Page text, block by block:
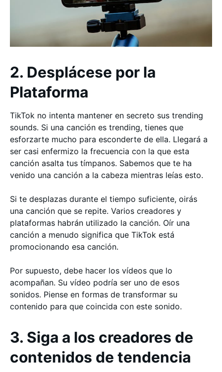
2. Desplácese por la
Plataforma
TikTok no intenta mantener en secreto sus trending
sounds. Si una canción es trending, tienes que
esforzarte mucho para esconderte de ella. Llegará a
ser casi enfermizo la frecuencia con la que esta
canción asalta tus tímpanos. Sabemos que te ha
venido una canción a la cabeza mientras leías esto.
Si te desplazas durante el tiempo suficiente, oirás
una canción que se repite. Varios creadores y
plataformas habrán utilizado la canción. Oír una
canción a menudo significa que TikTok está
promocionando esa canción.
Por supuesto, debe hacer los vídeos que lo
acompañan. Su vídeo podría ser uno de esos
sonidos. Piense en formas de transformar su
contenido para que coincida con este sonido.
3. Siga a los creadores de
contenidos de tendencia